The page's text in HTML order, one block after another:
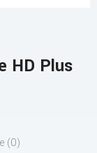
HD Plus
(0)